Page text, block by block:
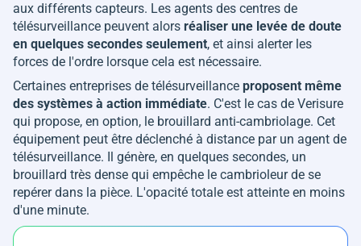
aux différents capteurs. Les agents des centres de
télésurveillance peuvent alors réaliser une levée de doute
en quelques secondes seulement, et ainsi alerter les
forces de l'ordre lorsque cela est nécessaire.
Certaines entreprises de télésurveillance proposent même
des systèmes à action immédiate. C'est le cas de Verisure
qui propose, en option, le brouillard anti-cambriolage. Cet
équipement peut être déclenché à distance par un agent de
télésurveillance. Il génère, en quelques secondes, un
brouillard très dense qui empêche le cambrioleur de se
repérer dans la pièce. L'opacité totale est atteinte en moins
d'une minute.